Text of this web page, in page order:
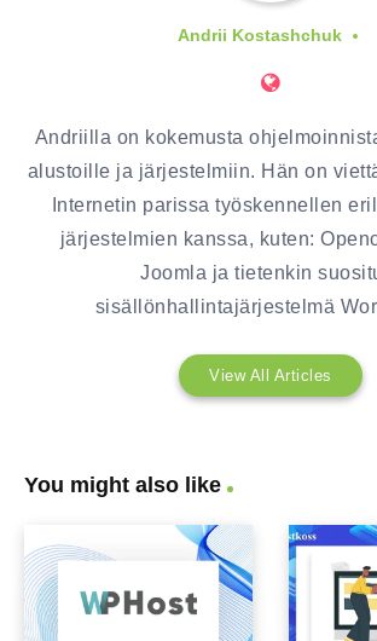
Andrii Kostashchuk
Andriilla on kokemusta
alustoille ja järjestelmiin. Hän on
Internetin parissa työskennellen
järjestelmien kanssa, kuten:
Joomla ja tietenkin
sisällönhallintajärjestelmä
View All Articles
You might also like